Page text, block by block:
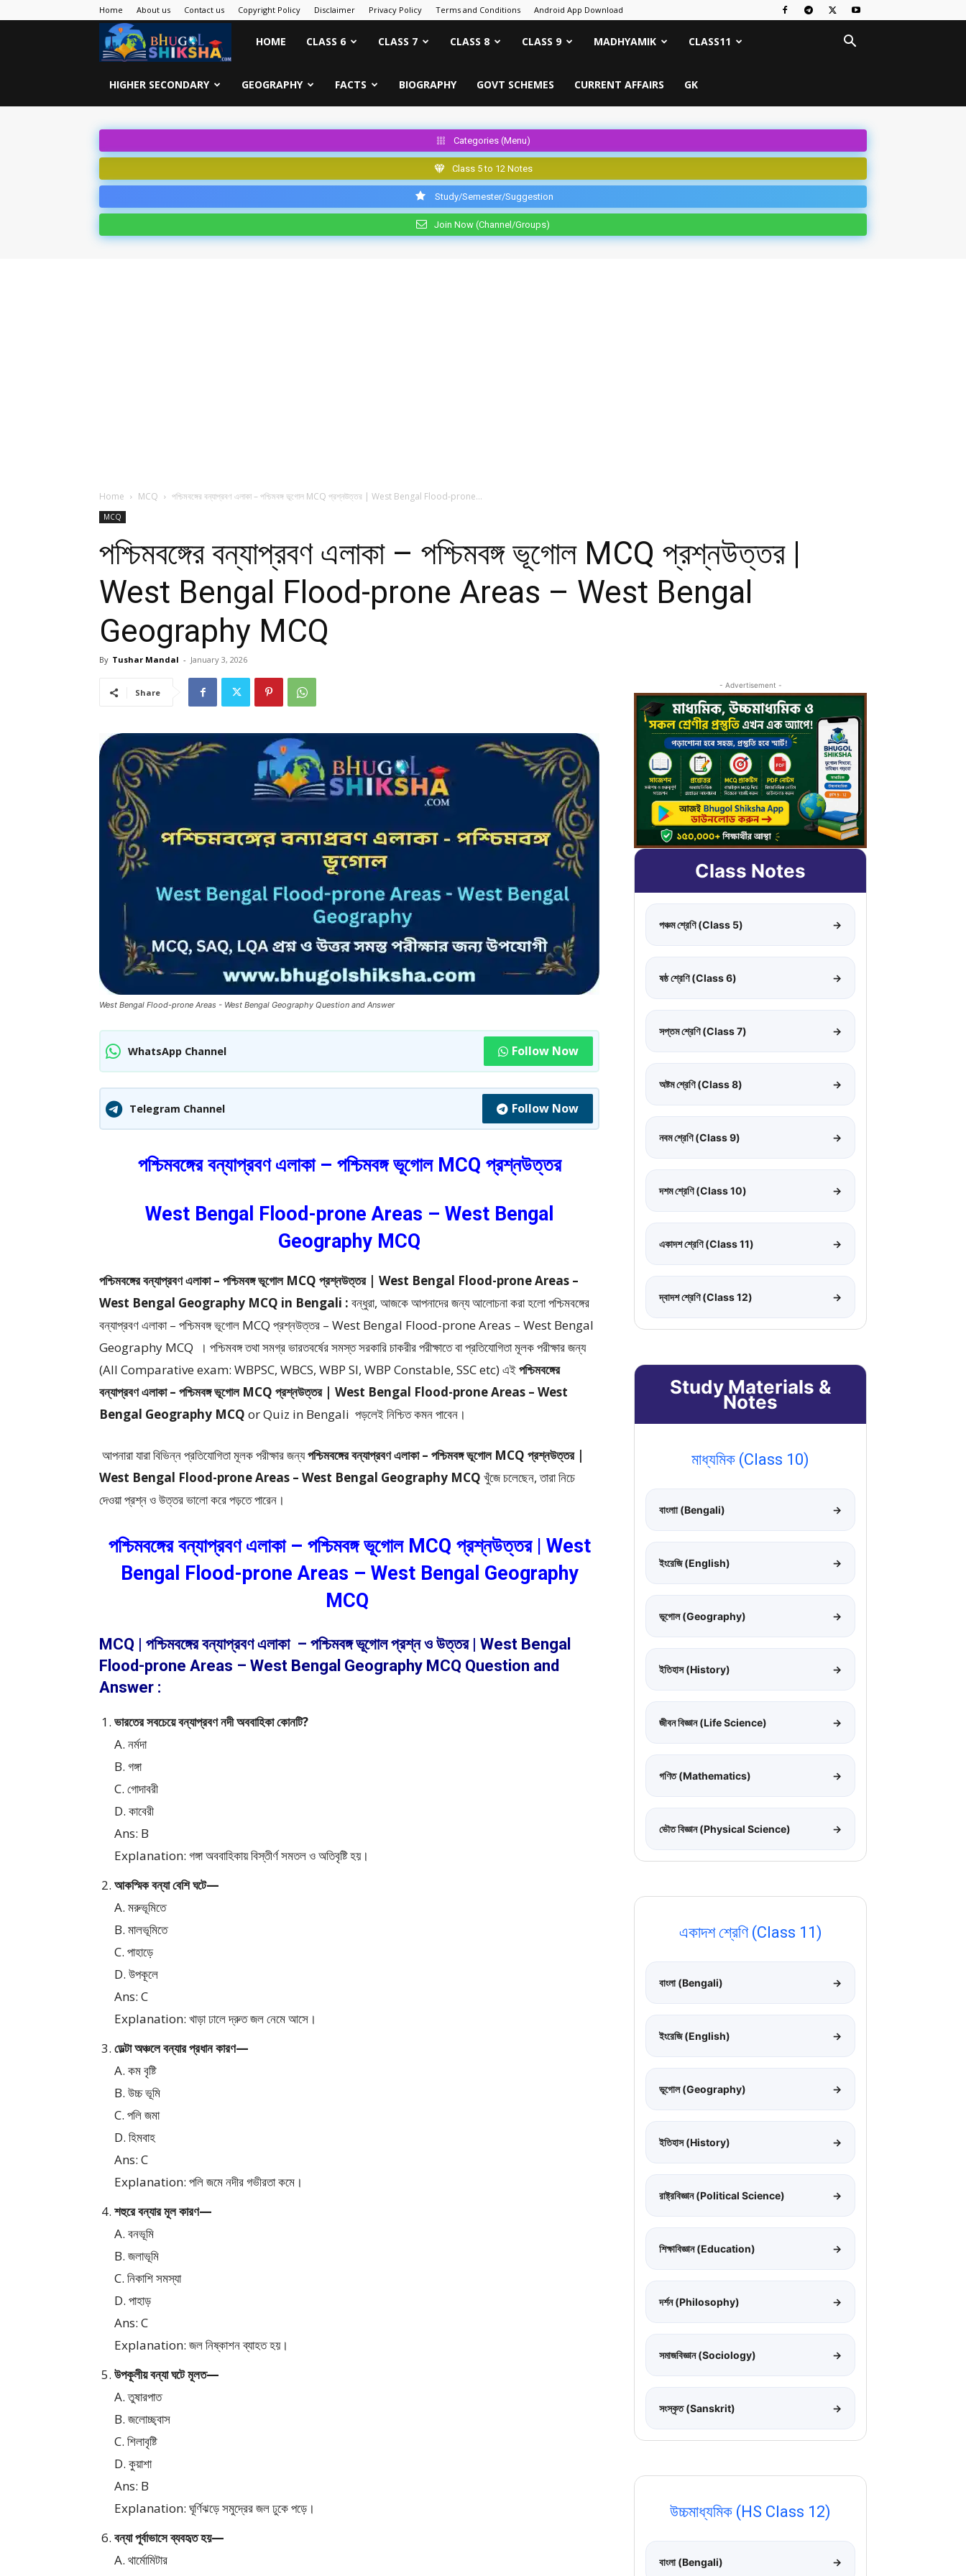
Home About us Contact us Copyright Policy Disclaimer Privacy Policy Terms and Conditions Android App Download
Bhugol
Shiksha
HOME CLASS 6 CLASS 7 CLASS 8 CLASS 9 MADHYAMIK CLASS11
HIGHER SECONDARY GEOGRAPHY FACTS BIOGRAPHY GOVT SCHEMES CURRENT AFFAIRS GK
Categories (Menu)
Class 5 to 12 Notes
Study/Semester/Suggestion
Join Now (Channel/Groups)
Home MCQ পশ্চিমবঙ্গের বন্যাপ্রবণ এলাকা – পশ্চিমবঙ্গ ভূগোল MCQ প্রশ্নউত্তর | West Bengal Flood-prone...
MCQ
পশ্চিমবঙ্গের বন্যাপ্রবণ এলাকা – পশ্চিমবঙ্গ ভূগোল MCQ প্রশ্নউত্তর |
West Bengal Flood-prone Areas – West Bengal
Geography MCQ
By Tushar Mandal - January 3, 2026
Share
West Bengal Flood-prone Areas - West Bengal Geography Question and Answer
WhatsApp Channel Follow Now
Telegram Channel Follow Now
পশ্চিমবঙ্গের বন্যাপ্রবণ এলাকা – পশ্চিমবঙ্গ ভূগোল MCQ প্রশ্নউত্তর
West Bengal Flood-prone Areas – West Bengal
Geography MCQ
পশ্চিমবঙ্গের বন্যাপ্রবণ এলাকা – পশ্চিমবঙ্গ ভূগোল MCQ প্রশ্নউত্তর | West Bengal Flood-prone Areas –
West Bengal Geography MCQ in Bengali : বন্ধুরা, আজকে আপনাদের জন্য আলোচনা করা হলো পশ্চিমবঙ্গের
বন্যাপ্রবণ এলাকা – পশ্চিমবঙ্গ ভূগোল MCQ প্রশ্নউত্তর – West Bengal Flood-prone Areas – West Bengal
Geography MCQ । পশ্চিমবঙ্গ তথা সমগ্র ভারতবর্ষের সমস্ত সরকারি চাকরীর পরীক্ষাতে বা প্রতিযোগিতা মূলক পরীক্ষার জন্য
(All Comparative exam: WBPSC, WBCS, WBP SI, WBP Constable, SSC etc) এইপশ্চিমবঙ্গের
বন্যাপ্রবণ এলাকা – পশ্চিমবঙ্গ ভূগোল MCQ প্রশ্নউত্তর | West Bengal Flood-prone Areas – West
Bengal Geography MCQ or Quiz in Bengali পড়লেই নিশ্চিত কমন পাবেন।
আপনারা যারা বিভিন্ন প্রতিযোগিতা মূলক পরীক্ষার জন্যপশ্চিমবঙ্গের বন্যাপ্রবণ এলাকা – পশ্চিমবঙ্গ ভূগোল MCQ প্রশ্নউত্তর |
West Bengal Flood-prone Areas – West Bengal Geography MCQ খুঁজে চলেছেন, তারা নিচে
দেওয়া প্রশ্ন ও উত্তর ভালো করে পড়তে পারেন।
পশ্চিমবঙ্গের বন্যাপ্রবণ এলাকা – পশ্চিমবঙ্গ ভূগোল MCQ প্রশ্নউত্তর | West
Bengal Flood-prone Areas – West Bengal Geography
MCQ
MCQ | পশ্চিমবঙ্গের বন্যাপ্রবণ এলাকা – পশ্চিমবঙ্গ ভূগোল প্রশ্ন ও উত্তর | West Bengal
Flood-prone Areas – West Bengal Geography MCQ Question and
Answer :
ভারতের সবচেয়ে বন্যাপ্রবণ নদী অববাহিকা কোনটি?
A. নর্মদা
B. গঙ্গা
C. গোদাবরী
D. কাবেরী
Ans: B
Explanation: গঙ্গা অববাহিকায় বিস্তীর্ণ সমতল ও অতিবৃষ্টি হয়।
আকস্মিক বন্যা বেশি ঘটে—
A. মরুভূমিতে
B. মালভূমিতে
C. পাহাড়ে
D. উপকূলে
Ans: C
Explanation: খাড়া ঢালে দ্রুত জল নেমে আসে।
ডেল্টা অঞ্চলে বন্যার প্রধান কারণ—
A. কম বৃষ্টি
B. উচ্চ ভূমি
C. পলি জমা
D. হিমবাহ
Ans: C
Explanation: পলি জমে নদীর গভীরতা কমে।
শহুরে বন্যার মূল কারণ—
A. বনভূমি
B. জলাভূমি
C. নিকাশি সমস্যা
D. পাহাড়
Ans: C
Explanation: জল নিষ্কাশন ব্যাহত হয়।
উপকূলীয় বন্যা ঘটে মূলত—
A. তুষারপাত
B. জলোচ্ছ্বাস
C. শিলাবৃষ্টি
D. কুয়াশা
Ans: B
Explanation: ঘূর্ণিঝড়ে সমুদ্রের জল ঢুকে পড়ে।
বন্যা পূর্বাভাসে ব্যবহৃত হয়—
A. থার্মোমিটার
- Advertisement -
Class Notes
পঞ্চম শ্রেণি (Class 5) →
ষষ্ঠ শ্রেণি (Class 6) →
সপ্তম শ্রেণি (Class 7) →
অষ্টম শ্রেণি (Class 8) →
নবম শ্রেণি (Class 9) →
দশম শ্রেণি (Class 10) →
একাদশ শ্রেণি (Class 11) →
দ্বাদশ শ্রেণি (Class 12) →
Study Materials &
Notes
মাধ্যমিক (Class 10)
বাংলাা (Bengali) →
ইংরেজি (English) →
ভূগোল (Geography) →
ইতিহাস (History) →
জীবন বিজ্ঞান (Life Science) →
গণিত (Mathematics) →
ভৌত বিজ্ঞান (Physical Science) →
একাদশ শ্রেণি (Class 11)
বাংলা (Bengali) →
ইংরেজি (English) →
ভূগোল (Geography) →
ইতিহাস (History) →
রাষ্ট্রবিজ্ঞান (Political Science) →
শিক্ষাবিজ্ঞান (Education) →
দর্শন (Philosophy) →
সমাজবিজ্ঞান (Sociology) →
সংস্কৃত (Sanskrit) →
উচ্চমাধ্যমিক (HS Class 12)
বাংলা (Bengali) →